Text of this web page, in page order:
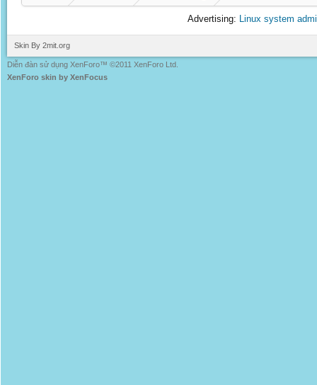
Advertising: Linux system
Skin By 2mit.org
Diễn đàn sử dụng XenForo™ ©2011 XenForo Ltd.
XenForo skin by XenFocus